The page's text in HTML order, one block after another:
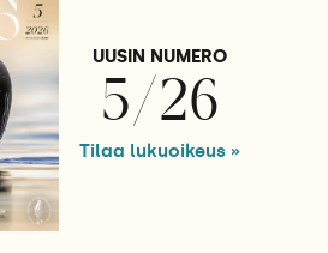
UUSIN NUMERO
5/26
Tilaa lukuoikeus »